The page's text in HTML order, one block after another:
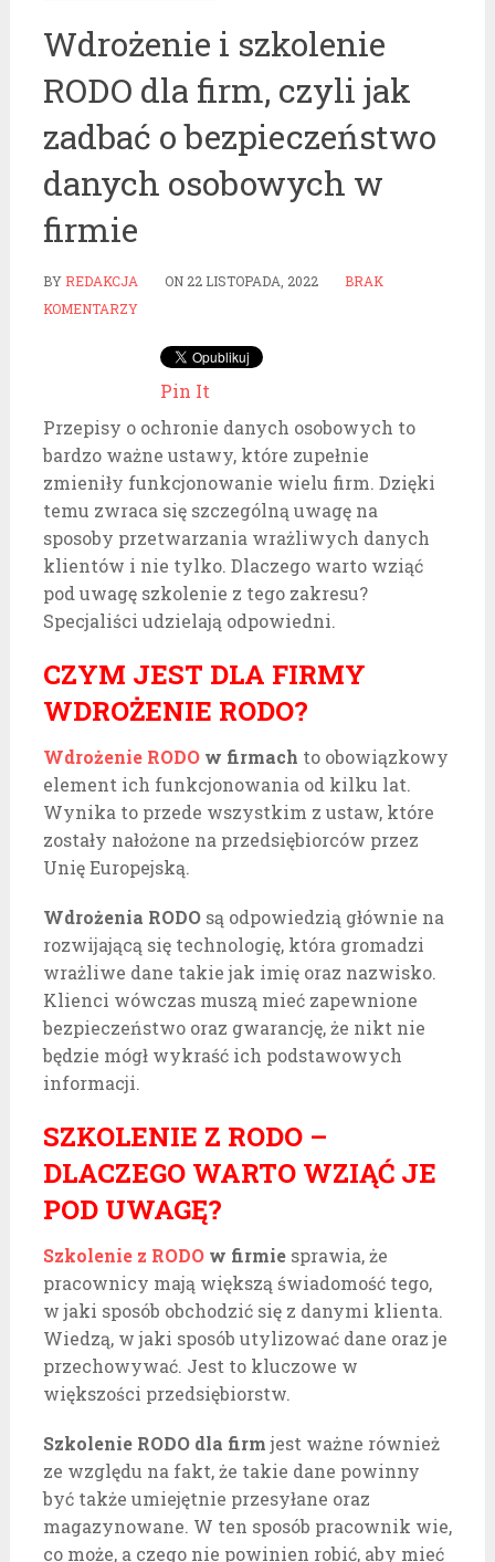
Wdrożenie i szkolenie
RODO dla firm, czyli jak
zadbać o bezpieczeństwo
danych osobowych w
firmie
BY REDAKCJA ON 22 LISTOPADA, 2022
BRAK
KOMENTARZY
Pin It
Przepisy o ochronie danych osobowych to
bardzo ważne ustawy, które zupełnie
zmieniły funkcjonowanie wielu firm. Dzięki
temu zwraca się szczególną uwagę na
sposoby przetwarzania wrażliwych danych
klientów i nie tylko. Dlaczego warto wziąć
pod uwagę szkolenie z tego zakresu?
Specjaliści udzielają odpowiedni.
CZYM JEST DLA FIRMY
WDROŻENIE RODO?
Wdrożenie RODOw firmach to obowiązkowy
element ich funkcjonowania od kilku lat.
Wynika to przede wszystkim z ustaw, które
zostały nałożone na przedsiębiorców przez
Unię Europejską.
Wdrożenia RODOsą odpowiedzią głównie na
rozwijającą się technologię, która gromadzi
wrażliwe dane takie jak imię oraz nazwisko.
Klienci wówczas muszą mieć zapewnione
bezpieczeństwo oraz gwarancję, że nikt nie
będzie mógł wykraść ich podstawowych
informacji.
SZKOLENIE Z RODO –
DLACZEGO WARTO WZIĄĆ JE
POD UWAGĘ?
Szkolenie z RODOw firmiesprawia, że
pracownicy mają większą świadomość tego,
w jaki sposób obchodzić się z danymi klienta.
Wiedzą, w jaki sposób utylizować dane oraz je
przechowywać. Jest to kluczowe w
większości przedsiębiorstw.
Szkolenie RODO dla firmjest ważne również
ze względu na fakt, że takie dane powinny
być także umiejętnie przesyłane oraz
magazynowane. W ten sposób pracownik wie,
co może, a czego nie powinien robić, aby mieć